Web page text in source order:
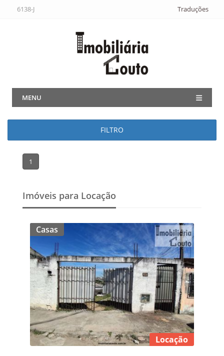
6138-J Traduções
MENU
FILTRO
1
Imóveis para Locação
Casas
Locação